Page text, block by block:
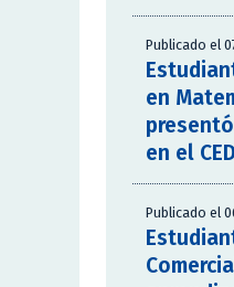
Publicado el
en
en el
Publicado el